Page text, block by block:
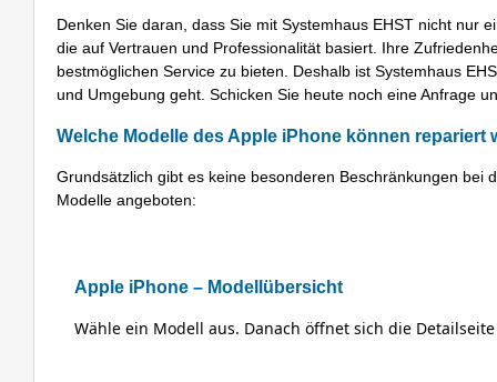
Denken Sie daran, dass Sie mit Systemhaus EHST nicht nur
die auf Vertrauen und Professionalität basiert. Ihre
bestmöglichen Service zu bieten. Deshalb ist Systemhaus
und Umgebung geht. Schicken Sie heute noch eine Anfrage
Welche Modelle des Apple iPhone können repariert
Grundsätzlich gibt es keine besonderen Beschränkungen
Modelle angeboten:
Apple iPhone – Modellübersicht
Wähle ein Modell aus. Danach öffnet sich die